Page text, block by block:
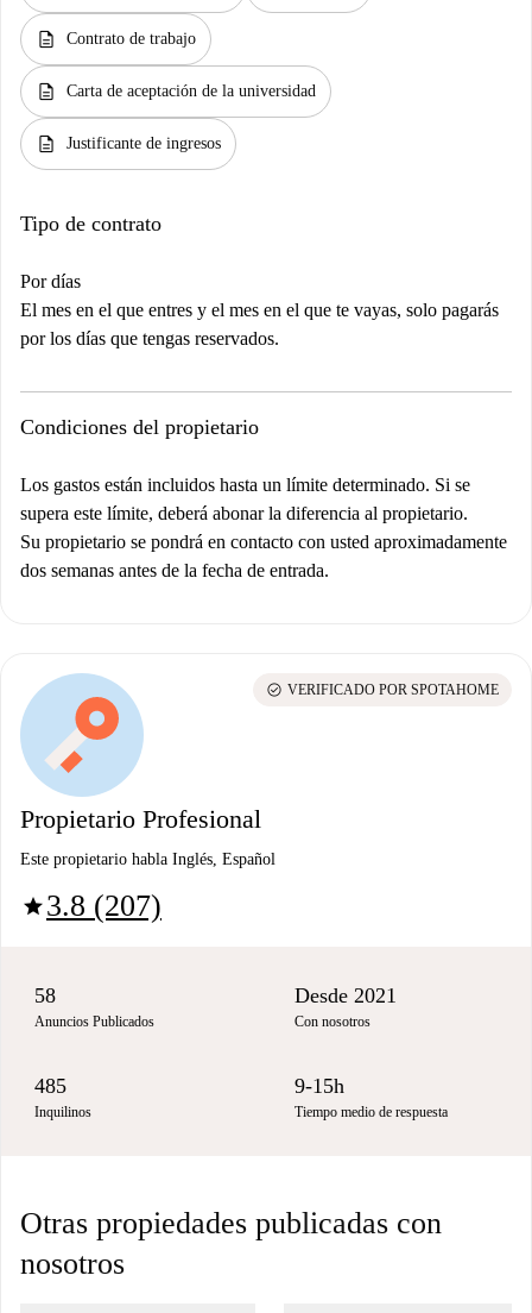
description Contrato de trabajo
description Carta de aceptación de la universidad
description Justificante de ingresos
Tipo de contrato
Por días
El mes en el que entres y el mes en el que te vayas, solo pagarás
por los días que tengas reservados.
Condiciones del propietario
Los gastos están incluidos hasta un límite determinado. Si se
supera este límite, deberá abonar la diferencia al propietario.
Su propietario se pondrá en contacto con usted aproximadamente
dos semanas antes de la fecha de entrada.
Propietario Profesional
Este propietario habla Inglés, Español
star3.8 (207)
check_circle VERIFICADO POR SPOTAHOME
58
Anuncios Publicados
Desde 2021
Con nosotros
485
Inquilinos
9-15h
Tiempo medio de respuesta
Otras propiedades publicadas con
nosotros